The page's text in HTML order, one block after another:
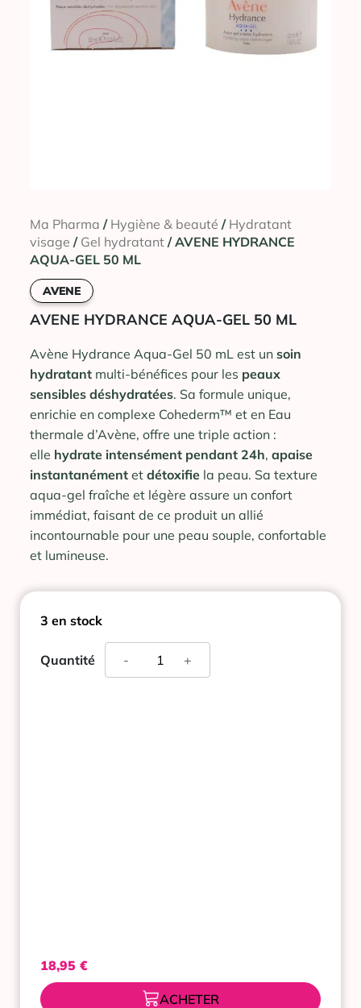
Ma Pharma / Hygiène & beauté / Hydratant
visage / Gel hydratant / AVENE HYDRANCE
AQUA-GEL 50 ML
AVENE
AVENE HYDRANCE AQUA-GEL 50 ML
Avène Hydrance Aqua-Gel 50 mL est un soin
hydratant multi-bénéfices pour les peaux
sensibles déshydratées. Sa formule unique,
enrichie en complexe Cohederm™ et en Eau
thermale d’Avène, offre une triple action :
elle hydrate intensément pendant 24h, apaise
instantanément et détoxifie la peau. Sa texture
aqua-gel fraîche et légère assure un confort
immédiat, faisant de ce produit un allié
incontournable pour une peau souple, confortable
et lumineuse.
3 en stock
Quantité +
quantité
-
18,95 €
ACHETER